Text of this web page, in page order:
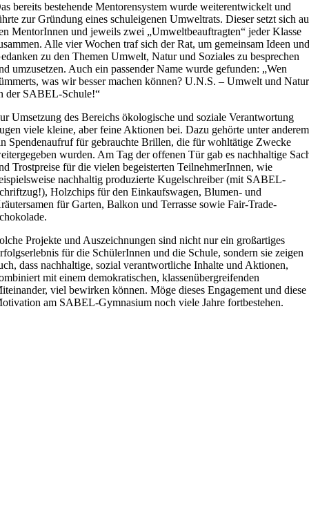
bereits bestehende Mentorensystem wurde weiterentwickelt und
zur Gründung eines schuleigenen Umweltrats. Dieser setzt sich
MentorInnen und jeweils zwei „Umweltbeauftragten“ jeder Klasse
Alle vier Wochen traf sich der Rat, um gemeinsam Ideen
zu den Themen Umwelt, Natur und Soziales zu besprechen
umzusetzen. Auch ein passender Name wurde gefunden: „Wen
was wir besser machen können? U.N.S. – Umwelt und Natur
der SABEL-Schule!“
Umsetzung des Bereichs ökologische und soziale Verantwortung
viele kleine, aber feine Aktionen bei. Dazu gehörte unter anderem
Spendenaufruf für gebrauchte Brillen, die für wohltätige Zwecke
wurden. Am Tag der offenen Tür gab es nachhaltige
Trostpreise für die vielen begeisterten TeilnehmerInnen, wie
nachhaltig produzierte Kugelschreiber (mit SABEL-
Holzchips für den Einkaufswagen, Blumen- und
für Garten, Balkon und Terrasse sowie Fair-Trade-
Projekte und Auszeichnungen sind nicht nur ein großartiges
für die SchülerInnen und die Schule, sondern sie zeigen
dass nachhaltige, sozial verantwortliche Inhalte und Aktionen,
mit einem demokratischen, klassenübergreifenden
viel bewirken können. Möge dieses Engagement und diese
am SABEL-Gymnasium noch viele Jahre fortbestehen.